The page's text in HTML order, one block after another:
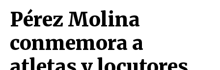
Pérez Molina
conmemora a